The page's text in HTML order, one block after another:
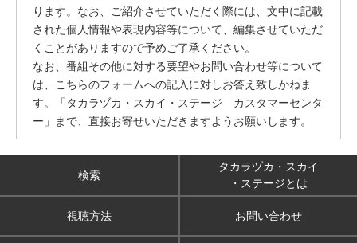
ります。なお、ご紹介させていただく際には、文中に記載
された個人情報や表現内容等について、編集させていただ
くことがありますので予めご了承ください。
なお、番組その他に対する要望やお問い合わせ等について
は、こちらのフォームへの記入に対しお答え致しかねま
す。「タカラヅカ・スカイ・ステージ カスタマーセンタ
ー」まで、直接お寄せいただきますようお願いします。
検索
タカラヅカ・スカイ
・ステージとは
視聴方法 お問い合わせ